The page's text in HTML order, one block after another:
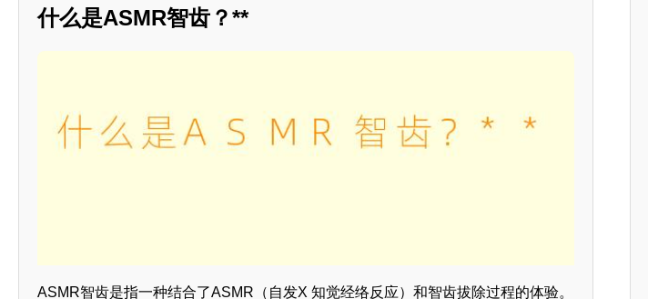
什么是ASMR智齿？**
ASMR智齿是指一种结合了ASMR（自发X 知觉经络反应）和智齿拔除过程的体验。